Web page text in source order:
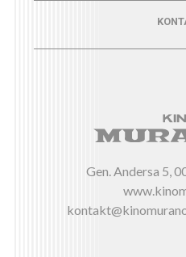
Gen. Andersa 5,